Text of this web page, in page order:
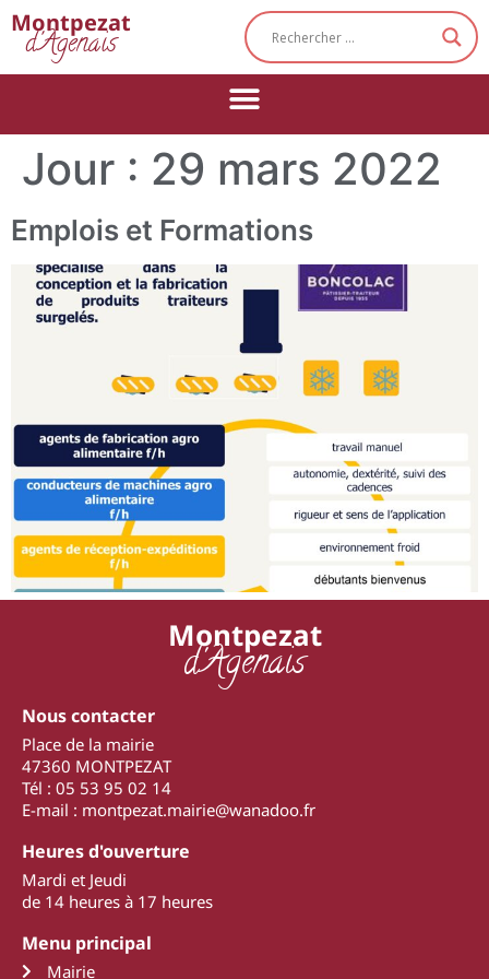
Montpezat
d'Agenais
Jour : 29 mars 2022
Emplois et Formations
Montpezat
d'Agenais
Nous contacter
Place de la mairie
47360 MONTPEZAT
Tél : 05 53 95 02 14
E-mail : montpezat.mairie@wanadoo.fr
Heures d'ouverture
Mardi et Jeudi
de 14 heures à 17 heures
Menu principal
Mairie
Cookies management panel